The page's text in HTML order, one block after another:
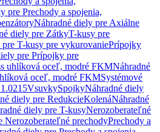
pre Prechody a spojenia,
Náhradné diely pre Axiálne
diely pre ZátkyT-kusy pre
T-kusy pre vykurovaniePrípojky
pre Prípojky pre
uhlíková oceľ, modré FKMNáhradné
oceľ, modré FKMSystémové
VsuvkySpojkyNáhradné diely
diely pre RedukcieKolenáNáhradné
diely pre T-kusyNerozoberateľné
Nerozoberateľné prechodyPrechody a